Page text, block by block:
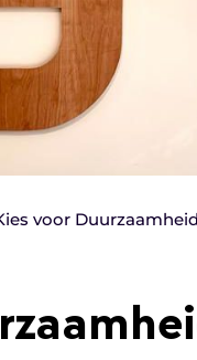
voor